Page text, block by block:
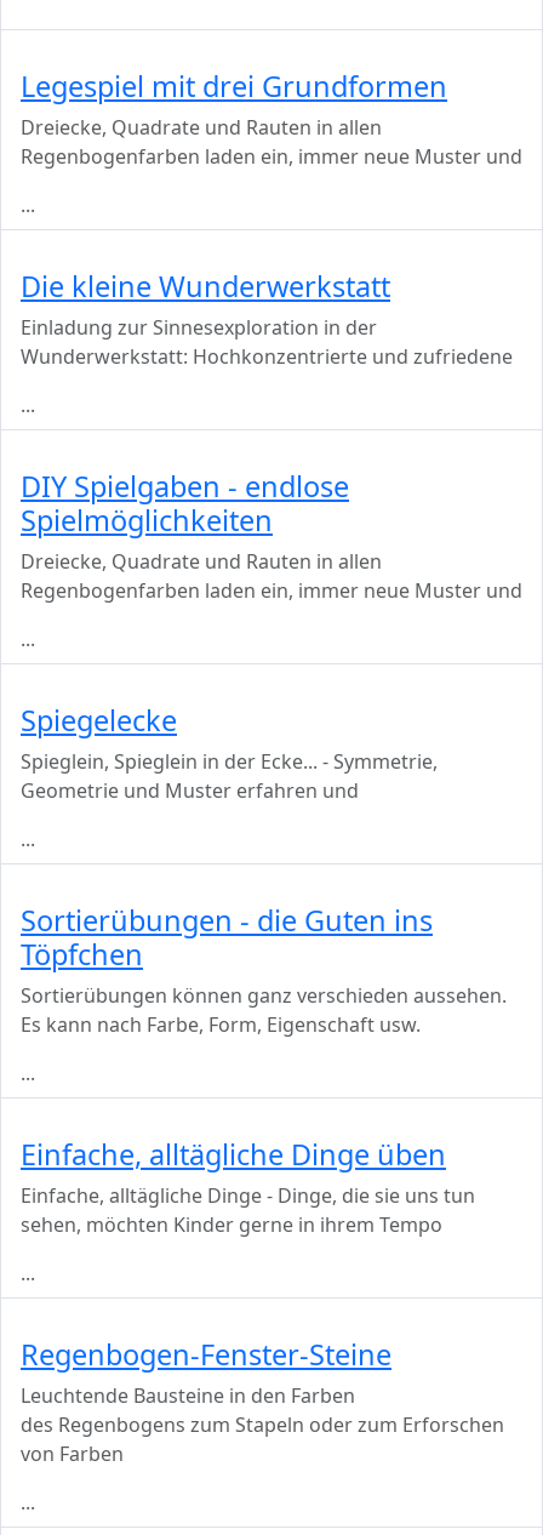
Legespiel mit drei Grundformen
Dreiecke, Quadrate und Rauten in allen
Regenbogenfarben laden ein, immer neue Muster und
...
Die kleine Wunderwerkstatt
Einladung zur Sinnesexploration in der
Wunderwerkstatt: Hochkonzentrierte und zufriedene
...
DIY Spielgaben - endlose
Spielmöglichkeiten
Dreiecke, Quadrate und Rauten in allen
Regenbogenfarben laden ein, immer neue Muster und
...
Spiegelecke
Spieglein, Spieglein in der Ecke... - Symmetrie,
Geometrie und Muster erfahren und
...
Sortierübungen - die Guten ins
Töpfchen
Sortierübungen können ganz verschieden aussehen.
Es kann nach Farbe, Form, Eigenschaft usw.
...
Einfache, alltägliche Dinge üben
Einfache, alltägliche Dinge - Dinge, die sie uns tun
sehen, möchten Kinder gerne in ihrem Tempo
...
Regenbogen-Fenster-Steine
Leuchtende Bausteine in den Farben
des Regenbogens zum Stapeln oder zum Erforschen
von Farben
...